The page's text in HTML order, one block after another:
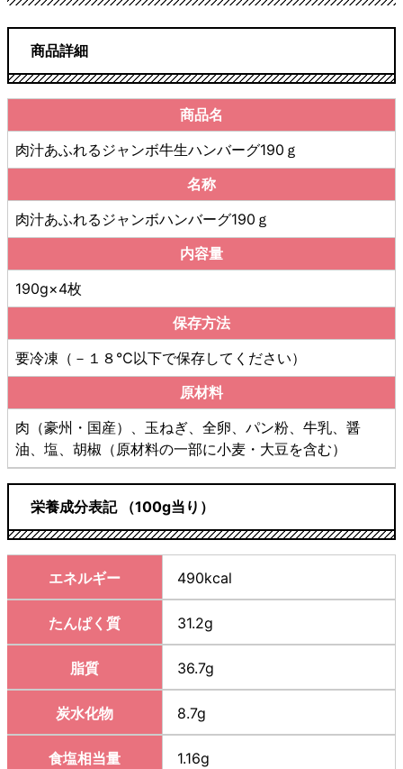
商品詳細
商品名
肉汁あふれるジャンボ牛生ハンバーグ190ｇ
名称
肉汁あふれるジャンボハンバーグ190ｇ
内容量
190g×4枚
保存方法
要冷凍（－１８℃以下で保存してください）
原材料
肉（豪州・国産）、玉ねぎ、全卵、パン粉、牛乳、醤
油、塩、胡椒（原材料の一部に小麦・大豆を含む）
栄養成分表記 （100g当り）
エネルギー
たんぱく質
脂質
炭水化物
食塩相当量
490kcal
31.2g
36.7g
8.7g
1.16g